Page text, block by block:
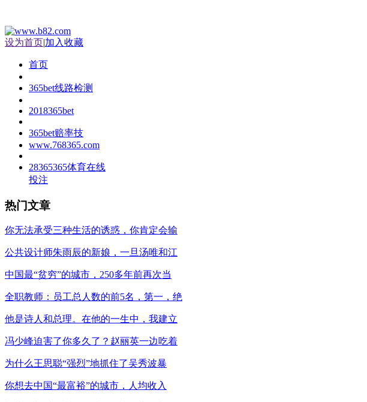
设为首页|加入收藏
首页
365bet线路检测
2018365bet
365bet赔率技
www.768365.com
28365365体育在线
投注
热门文章
你无法承受三种生活的诱惑，你肯定会输
公共设计师朱雨辰的新娘，一旦汤唯和江
中国最“贫穷”的城市，250多年前再次当
全职教师：员工总人数的前5名，第一，绝
他是诗人和总理。在他的一生中，我建立
冯少峰迫害了你多久了？赵丽英一边吃着
为什么王思聪“强烈”地抓住了吴秀波暴
你想去中国“最富裕”的城市，人均收入